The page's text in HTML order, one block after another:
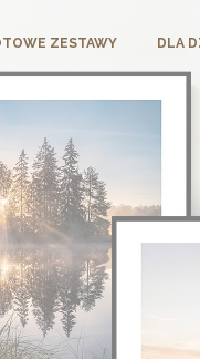
ZESTAWY DLA